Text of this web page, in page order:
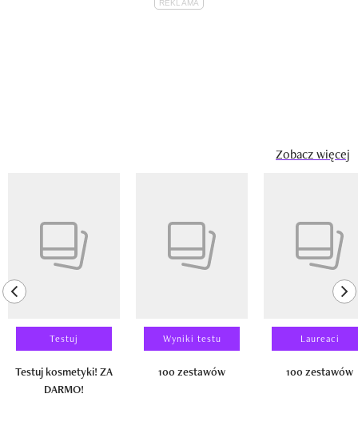
Zobacz więcej
previous element
Testuj
Testuj kosmetyki! ZA
DARMO!
Wyniki testu
100 zestawów
Laureaci
100 zestawów